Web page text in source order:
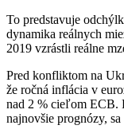
To predstavuje
dynamika reálnych
2019 vzrástli reálne
Pred konfliktom na
že ročná inflácia v
nad 2 % cieľom ECB.
najnovšie prognózy,